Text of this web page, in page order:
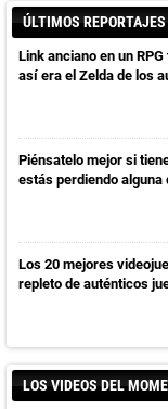
ÚLTIMOS REPORTAJES
Link anciano en un
así era el Zelda de los
Piénsatelo mejor si
estás perdiendo alguna
Los 20 mejores
repleto de auténticos
LOS VIDEOS DEL